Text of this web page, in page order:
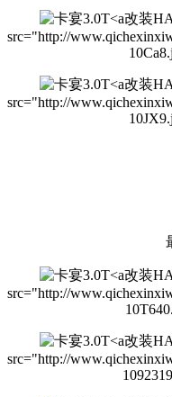
改装
src="http://
改装
src="http://
改装
src="http://
改装
src="http://